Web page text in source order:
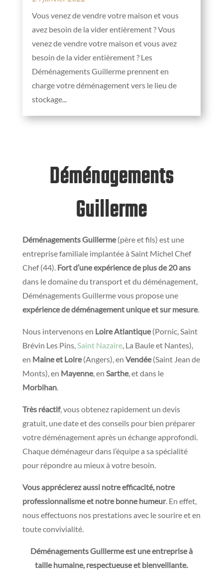
Vous venez de vendre votre maison et vous
avez besoin de la vider entièrement ? Vous
venez de vendre votre maison et vous avez
besoin de la vider entièrement ? Les
Déménagements Guillerme prennent en
charge votre déménagement vers le lieu de
stockage...
Déménagements
Guillerme
Déménagements Guillerme(père et fils) est une
entreprise familiale implantée à Saint Michel Chef
Chef (44). Fort d’une expérience de plus de 20 ans
dans le domaine du transport et du déménagement,
Déménagements Guillerme vous propose une
expérience de déménagement unique et sur mesure.
Nous intervenons en Loire Atlantique(Pornic, Saint
Brévin Les Pins, Saint Nazaire, La Baule et Nantes),
en Maine et Loire(Angers), en Vendée(Saint Jean de
Monts), en Mayenne, en Sarthe, et dans le
Morbihan.
Très réactif, vous obtenez rapidement un devis
gratuit, une date et des conseils pour bien préparer
votre déménagement après un échange approfondi.
Chaque déménageur dans l’équipe a sa spécialité
pour répondre au mieux à votre besoin.
Vous apprécierez aussi notre efficacité, notre
professionnalisme et notre bonne humeur. En effet,
nous effectuons nos prestations avec le sourire et en
toute convivialité.
Déménagements Guillerme est une entreprise à
taille humaine, respectueuse et bienveillante.